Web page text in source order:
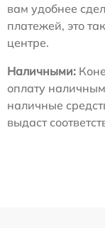
вам удобнее
платежей, это
центре.
Наличными:
оплату
наличные
выдаст